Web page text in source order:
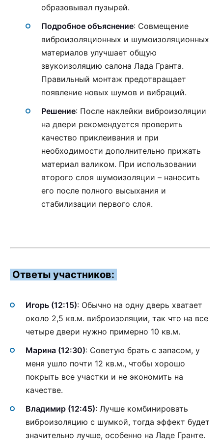
образовывал пузырей.
Подробное объяснение: Совмещение
виброизоляционных и шумоизоляционных
материалов улучшает общую
звукоизоляцию салона Лада Гранта.
Правильный монтаж предотвращает
появление новых шумов и вибраций.
Решение: После наклейки виброизоляции
на двери рекомендуется проверить
качество приклеивания и при
необходимости дополнительно прижать
материал валиком. При использовании
второго слоя шумоизоляции – наносить
его после полного высыхания и
стабилизации первого слоя.
Ответы участников:
Игорь (12:15): Обычно на одну дверь хватает
около 2,5 кв.м. виброизоляции, так что на все
четыре двери нужно примерно 10 кв.м.
Марина (12:30): Советую брать с запасом, у
меня ушло почти 12 кв.м., чтобы хорошо
покрыть все участки и не экономить на
качестве.
Владимир (12:45): Лучше комбинировать
виброизоляцию с шумкой, тогда эффект будет
значительно лучше, особенно на Ладе Гранте.